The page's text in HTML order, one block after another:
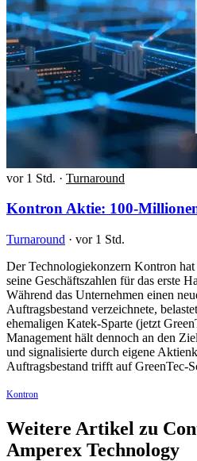
vor 1 Std. · Turnaround
Kontron Aktie: 100-
Turnaround · vor 1 Std.
Der Technologiekonzern Kontron
seine Geschäftszahlen für das erste
Während das Unternehmen einen
Auftragsbestand verzeichnete,
ehemaligen Katek-Sparte (jetzt
Management hält dennoch an den
und signalisierte durch eigene
Auftragsbestand trifft auf GreenTec-
Kontron
Weitere Artikel zu
Amperex Technology